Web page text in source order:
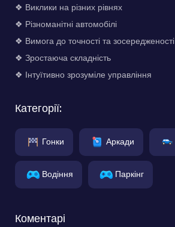
❖ Виклики на різних рівнях
❖ Різноманітні автомобілі
❖ Вимога до точності та зосередженості
❖ Зростаюча складність
❖ Інтуїтивно зрозуміле управління
Категорії:
Гонки Аркади
Водіння Паркінг
Коментарі